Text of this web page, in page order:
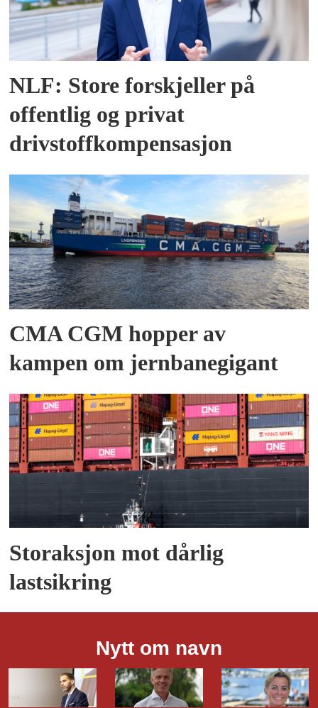
NLF: Store forskjeller på
offentlig og privat
drivstoffkompensasjon
CMA CGM hopper av
kampen om jernbanegigant
Storaksjon mot dårlig
lastsikring
Nytt om navn